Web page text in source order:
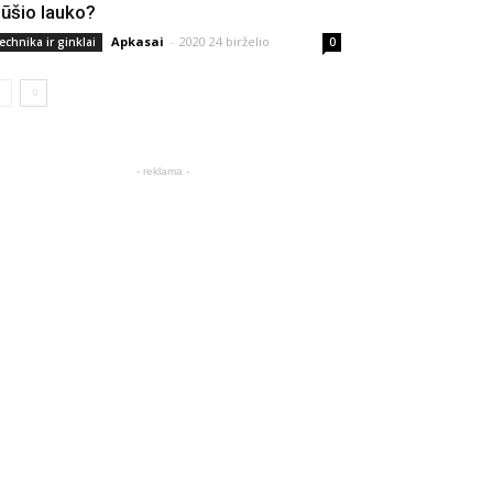
lauko?
ir ginklai Apkasai - 2020 24 birželio 0
- reklama -